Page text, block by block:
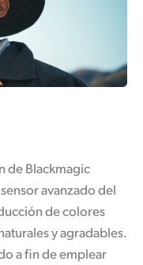
de Blackmagic
avanzado del
de colores
y agradables.
a fin de emplear